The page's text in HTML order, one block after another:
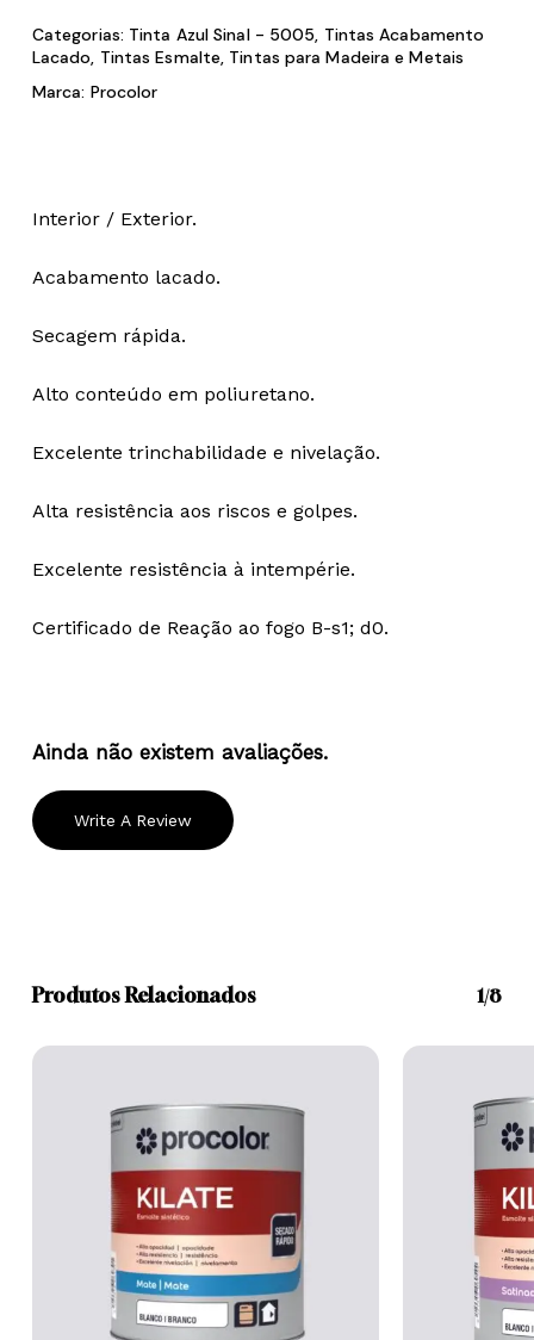
Categorias: Tinta Azul Sinal - 5005, Tintas Acabamento
Lacado, Tintas Esmalte, Tintas para Madeira e Metais
Marca: Procolor
Interior / Exterior.
Acabamento lacado.
Secagem rápida.
Alto conteúdo em poliuretano.
Excelente trinchabilidade e nivelação.
Alta resistência aos riscos e golpes.
Excelente resistência à intempérie.
Certificado de Reação ao fogo B-s1; d0.
Ainda não existem avaliações.
Write A Review
Produtos Relacionados 1/8